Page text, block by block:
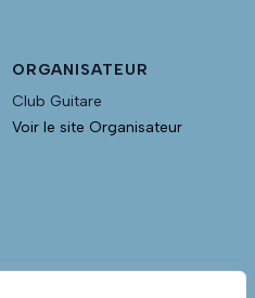
ORGANISATEUR
Club Guitare
Voir le site Organisateur